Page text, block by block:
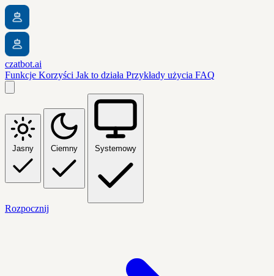
czatbot.ai
Funkcje Korzyści Jak to działa Przykłady użycia FAQ
Jasny Ciemny Systemowy
Rozpocznij